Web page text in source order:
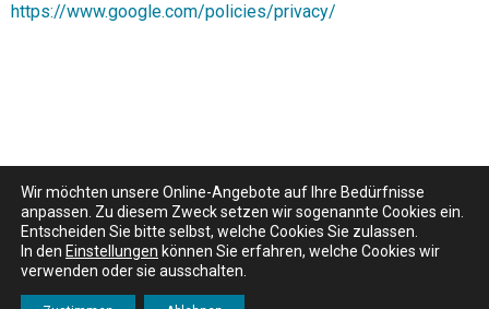
https://www.google.com/policies/privacy/
© BW Bildung und Wissen Verlag und Software GmbH 2026
Kontakt Impressum
Wir möchten unsere Online-Angebote auf Ihre Bedürfnisse
anpassen. Zu diesem Zweck setzen wir sogenannte Cookies ein.
Entscheiden Sie bitte selbst, welche Cookies Sie zulassen.
In den Einstellungen können Sie erfahren, welche Cookies wir
verwenden oder sie ausschalten.